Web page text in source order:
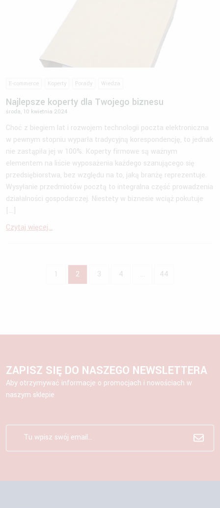
E-commerce Koperty Porady Wiedza
Najlepsze koperty dla Twojego biznesu
środa, 10 kwietnia 2024
Choć z biegiem lat i rozwojem technologii poczta elektroniczna
w pewnym stopniu wyparła tradycyjną korespondencję, to jednak
nie zastąpiła jej w 100%. Koperty firmowe są ważnym
elementem na liście wyposażenia każdego szanującego się
przedsiębiorstwa, bez względu na to, jaką branżę reprezentuje.
Wysyłanie przedmiotów pocztą to integralna część prowadzenia
działalności gospodarczej. Niestety w biznesie wciąż pokutuje
[…]
Czytaj więcej...
1 2 3 4 … 44
ZAPISZ SIĘ DO NASZEGO NEWSLETTERA
Aby otrzymywać informacje o promocjach i nowościach w
naszym sklepie